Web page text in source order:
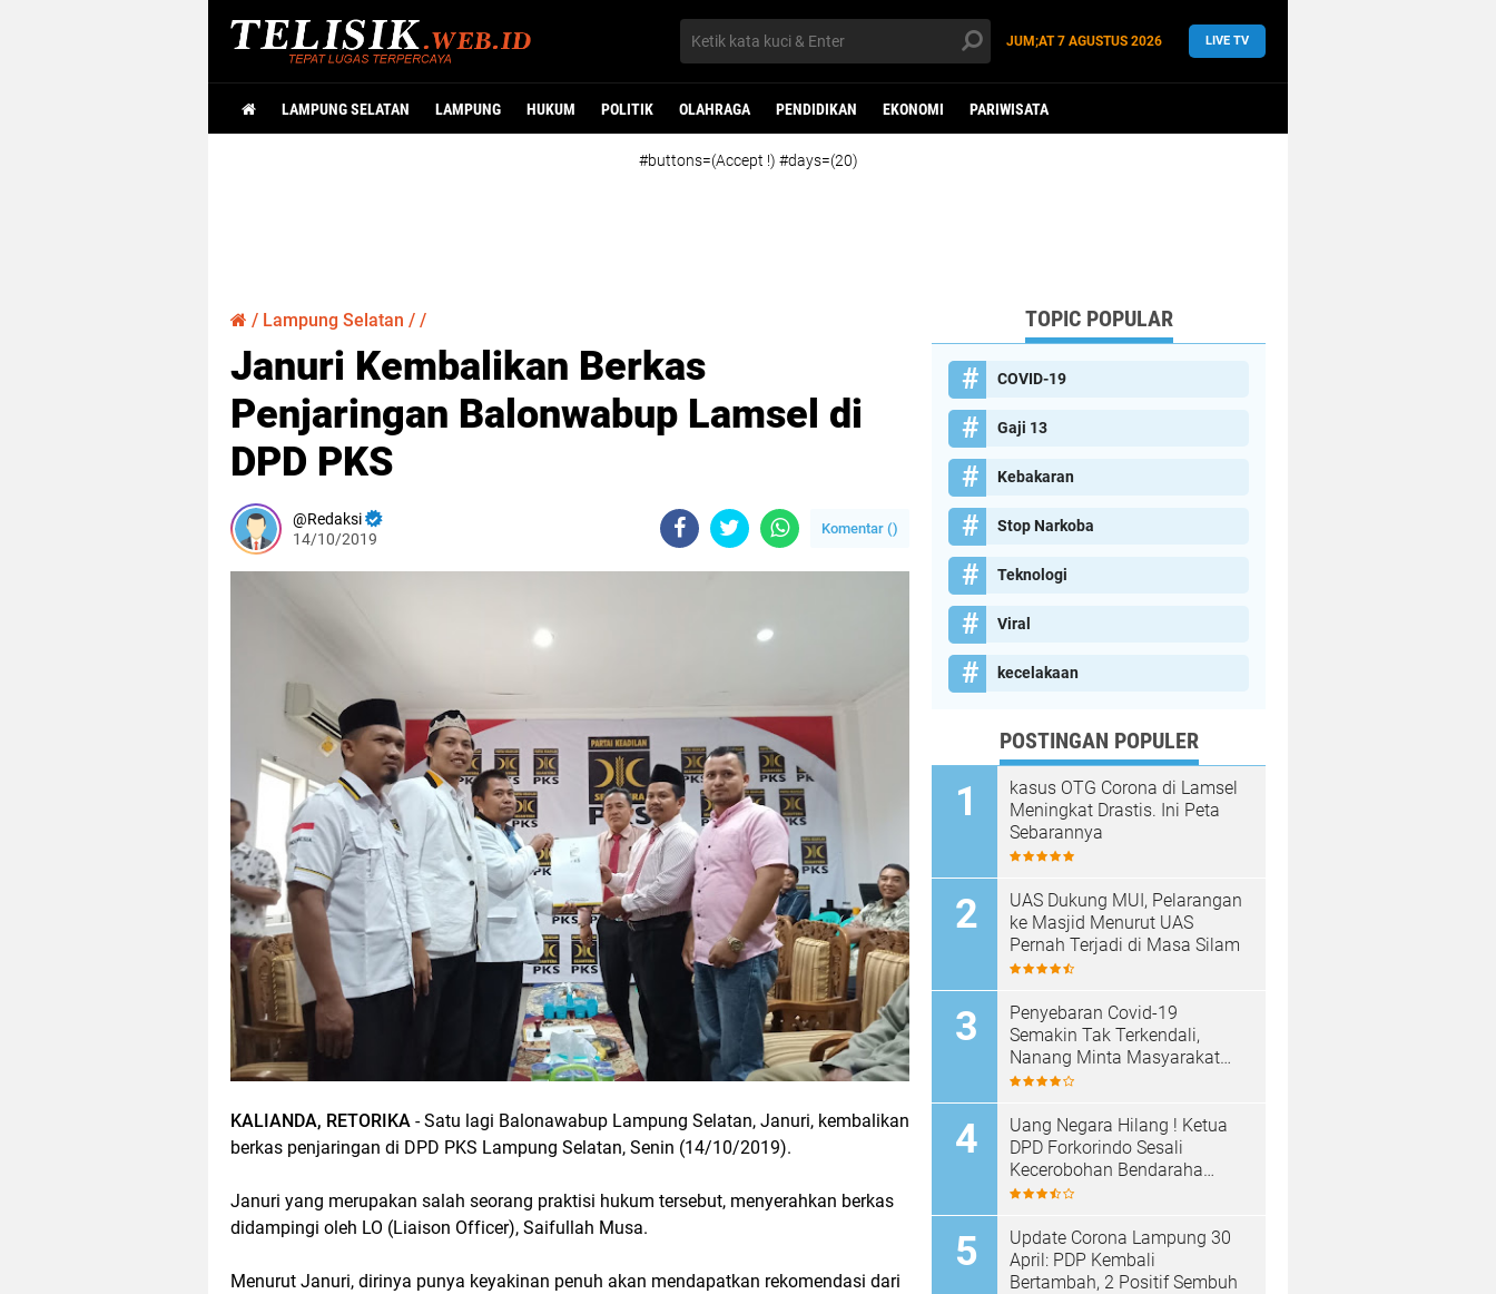
JUM;AT7 AGUSTUS 2026 LIVE TV
LAMPUNG SELATAN LAMPUNG HUKUM POLITIK OLAHRAGA PENDIDIKAN EKONOMI PARIWISATA
#buttons=(Accept !) #days=(20)
/ Lampung Selatan / /
Januri Kembalikan Berkas
Penjaringan Balonwabup Lamsel di
DPD PKS
Redaksi
14/10/2019
Komentar ()
KALIANDA, RETORIKA - Satu lagi Balonawabup Lampung Selatan, Januri, kembalikan
berkas penjaringan di DPD PKS Lampung Selatan, Senin (14/10/2019).
Januri yang merupakan salah seorang praktisi hukum tersebut, menyerahkan berkas
didampingi oleh LO (Liaison Officer), Saifullah Musa.
Menurut Januri, dirinya punya keyakinan penuh akan mendapatkan rekomendasi dari
TOPIC POPULAR
COVID-19
Gaji 13
Kebakaran
Stop Narkoba
Teknologi
Viral
kecelakaan
POSTINGAN POPULER
kasus OTG Corona di Lamsel
Meningkat Drastis. Ini Peta
Sebarannya
UAS Dukung MUI, Pelarangan
ke Masjid Menurut UAS
Pernah Terjadi di Masa Silam
Penyebaran Covid-19
Semakin Tak Terkendali,
Nanang Minta Masyarakat
Patuhi Prokes
Uang Negara Hilang ! Ketua
DPD Forkorindo Sesali
Kecerobohan Bendaraha
Sekwan Tuba
Update Corona Lampung 30
April: PDP Kembali
Bertambah, 2 Positif Sembuh